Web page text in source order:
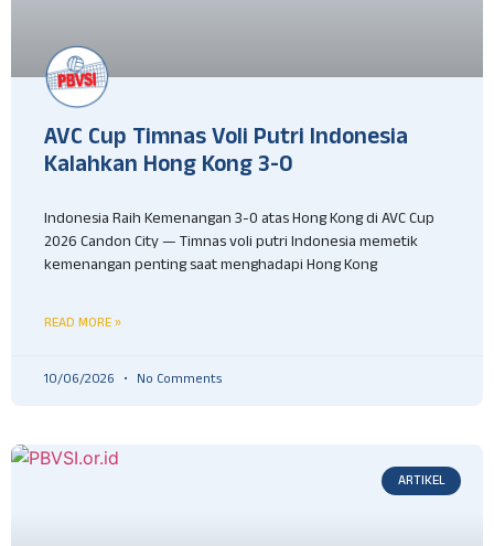
AVC Cup Timnas Voli Putri Indonesia
Kalahkan Hong Kong 3-0
Indonesia Raih Kemenangan 3-0 atas Hong Kong di AVC Cup
2026 Candon City — Timnas voli putri Indonesia memetik
kemenangan penting saat menghadapi Hong Kong
READ MORE »
10/06/2026 No Comments
ARTIKEL